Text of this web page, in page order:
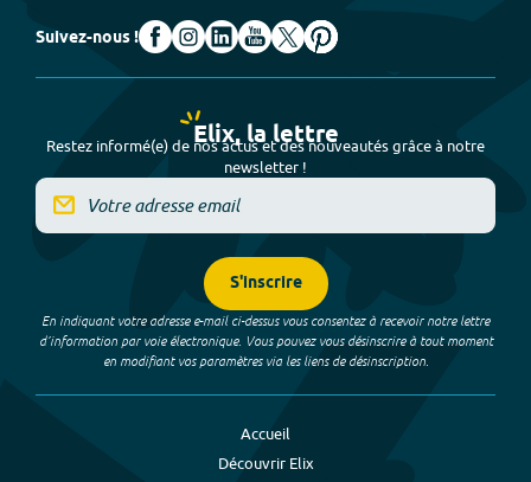
Suivez-nous !
Elix, la lettre
Restez informé(e) de nos actus et des nouveautés grâce à notre
newsletter !
S'inscrire
En indiquant votre adresse e-mail ci-dessus vous consentez à recevoir notre lettre
d’information par voie électronique. Vous pouvez vous désinscrire à tout moment
en modifiant vos paramètres via les liens de désinscription.
Accueil
Découvrir Elix